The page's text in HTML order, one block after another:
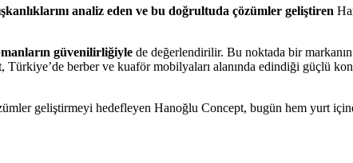
analiz eden ve bu doğrultuda çözümler geliştiren
güvenilirliğiyle de değerlendirilir. Bu noktada bir
berber ve kuaför mobilyaları alanında edindiği güçlü
geliştirmeyi hedefleyen Hanoğlu Concept, bugün hem yurt